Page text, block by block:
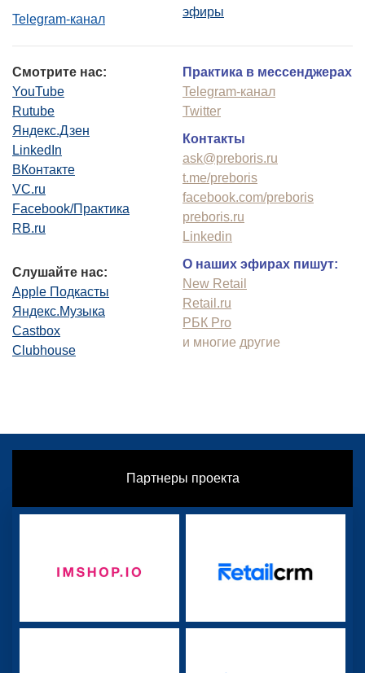
Telegram-канал
эфиры
Смотрите нас:
YouTube
Rutube
Яндекс.Дзен
LinkedIn
ВКонтакте
VC.ru
Facebook/Практика
RB.ru
Слушайте нас:
Apple Подкасты
Яндекс.Музыка
Castbox
Clubhouse
Практика в мессенджерах
Telegram-канал
Twitter
Контакты
ask@preboris.ru
t.me/preboris
facebook.com/preboris
preboris.ru
Linkedin
О наших эфирах пишут:
New Retail
Retail.ru
РБК Pro
и многие другие
Партнеры проекта